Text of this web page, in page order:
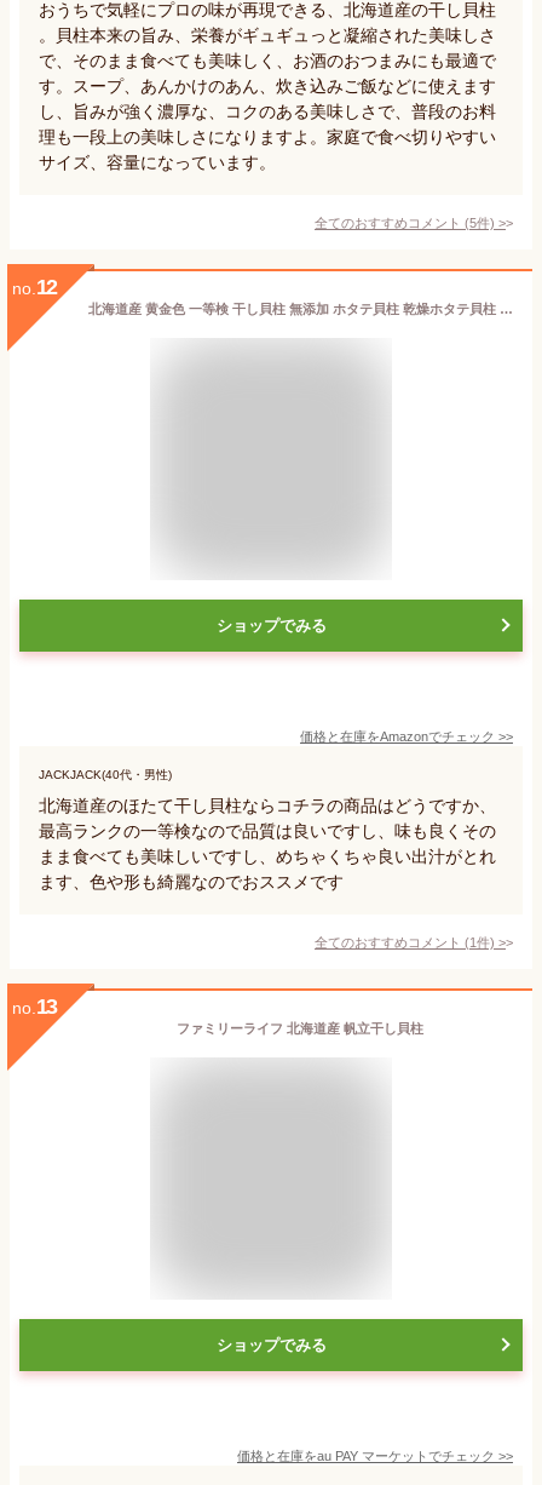
おうちで気軽にプロの味が再現できる、北海道産の干し貝柱
。貝柱本来の旨み、栄養がギュギュっと凝縮された美味しさ
で、そのまま食べても美味しく、お酒のおつまみにも最適で
す。スープ、あんかけのあん、炊き込みご飯などに使えます
し、旨みが強く濃厚な、コクのある美味しさで、普段のお料
理も一段上の美味しさになりますよ。家庭で食べ切りやすい
サイズ、容量になっています。
全てのおすすめコメント (5件) >
no. 12
北海道産 黄金色 一等検 干し貝柱 無添加 ホタテ貝柱 乾燥ホタテ貝柱 帆立貝柱 珍味 おつまみ 正規品100g 約30粒
ショップでみる
価格と在庫をAmazonでチェック >>
JACKJACK(40代・男性)
北海道産のほたて干し貝柱ならコチラの商品はどうですか、
最高ランクの一等検なので品質は良いですし、味も良くその
まま食べても美味しいですし、めちゃくちゃ良い出汁がとれ
ます、色や形も綺麗なのでおススメです
全てのおすすめコメント (1件) >
no. 13
ファミリーライフ 北海道産 帆立干し貝柱
ショップでみる
価格と在庫をau PAY マーケット でチェック >>